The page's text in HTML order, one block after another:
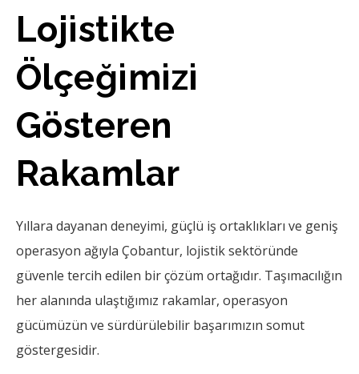
Lojistikte
Ölçeğimizi
Gösteren
Rakamlar
Yıllara dayanan deneyimi, güçlü iş ortaklıkları ve geniş
operasyon ağıyla Çobantur, lojistik sektöründe
güvenle tercih edilen bir çözüm ortağıdır. Taşımacılığın
her alanında ulaştığımız rakamlar, operasyon
gücümüzün ve sürdürülebilir başarımızın somut
göstergesidir.